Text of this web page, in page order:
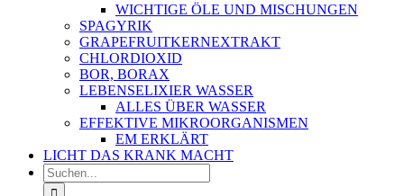
WICHTIGE ÖLE UND MISCHUNGEN
SPAGYRIK
GRAPEFRUITKERNEXTRAKT
CHLORDIOXID
BOR, BORAX
LEBENSELIXIER WASSER
ALLES ÜBER WASSER
EFFEKTIVE MIKROORGANISMEN
EM ERKLÄRT
LICHT DAS KRANK MACHT
Suche
nach: